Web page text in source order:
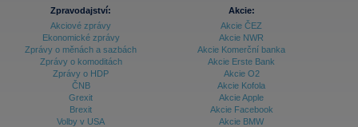
Zpravodajství:
Akciové zprávy
Ekonomické zprávy
Zprávy o měnách a sazbách
Zprávy o komoditách
Zprávy o HDP
ČNB
Grexit
Brexit
Volby v USA
Akcie:
Akcie ČEZ
Akcie NWR
Akcie Komerční banka
Akcie Erste Bank
Akcie O2
Akcie Kofola
Akcie Apple
Akcie Facebook
Akcie BMW